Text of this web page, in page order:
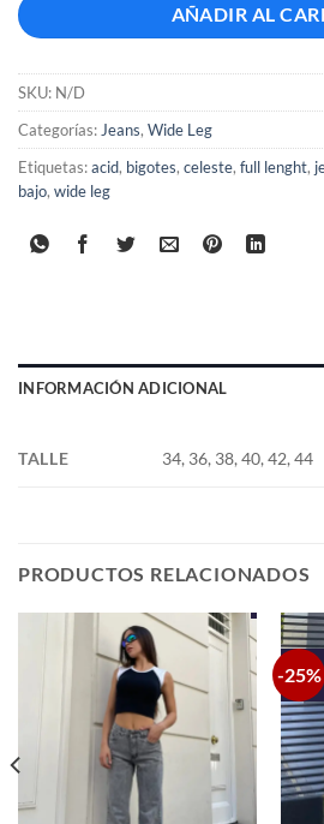
AÑADIR AL
SKU: N/D
Categorías: Jeans, Wide Leg
Etiquetas:acid, bigotes, celeste, full lenght,
bajo, wide leg
INFORMACIÓN ADICIONAL
TALLE 34, 36, 38, 40, 42, 44
PRODUCTOS RELACIONADOS
-25%